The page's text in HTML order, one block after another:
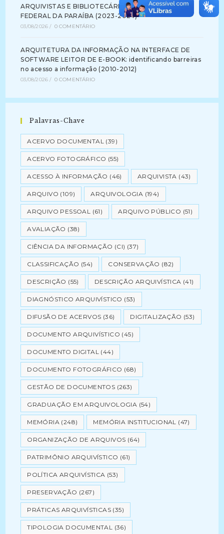
ARQUIVISTAS E BIBLIOTECÁRIOS NA UNIVERSIDADE
FEDERAL DA PARAÍBA (2023-2024)
03/08/2026 / 0 COMENTÁRIO
ARQUITETURA DA INFORMAÇÃO NA INTERFACE DE
SOFTWARE LEITOR DE E-BOOK: identificando barreiras
no acesso a informação (2010-2012)
03/08/2026 / 0 COMENTÁRIO
Palavras-Chave
ACERVO DOCUMENTAL (39)
ACERVO FOTOGRÁFICO (55)
ACESSO À INFORMAÇÃO (46) ARQUIVISTA (43)
ARQUIVO (109) ARQUIVOLOGIA (194)
ARQUIVO PESSOAL (61) ARQUIVO PÚBLICO (51)
AVALIAÇÃO (38)
CIÊNCIA DA INFORMAÇÃO (CI) (37)
CLASSIFICAÇÃO (54) CONSERVAÇÃO (82)
DESCRIÇÃO (55) DESCRIÇÃO ARQUIVÍSTICA (41)
DIAGNÓSTICO ARQUIVÍSTICO (53)
DIFUSÃO DE ACERVOS (36) DIGITALIZAÇÃO (53)
DOCUMENTO ARQUIVÍSTICO (45)
DOCUMENTO DIGITAL (44)
DOCUMENTO FOTOGRÁFICO (68)
GESTÃO DE DOCUMENTOS (263)
GRADUAÇÃO EM ARQUIVOLOGIA (54)
MEMÓRIA (248) MEMÓRIA INSTITUCIONAL (47)
ORGANIZAÇÃO DE ARQUIVOS (64)
PATRIMÔNIO ARQUIVÍSTICO (61)
POLÍTICA ARQUIVÍSTICA (53)
PRESERVAÇÃO (267)
PRÁTICAS ARQUIVÍSTICAS (35)
TIPOLOGIA DOCUMENTAL (36)